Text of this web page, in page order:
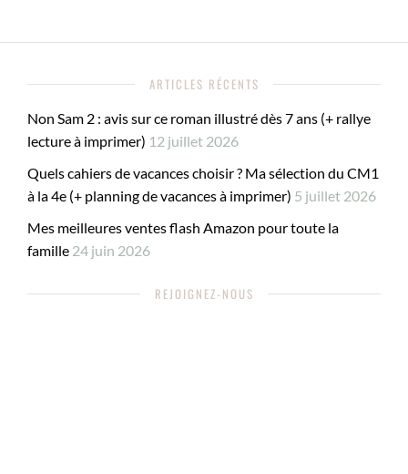
ARTICLES RÉCENTS
Non Sam 2 : avis sur ce roman illustré dès 7 ans (+ rallye
lecture à imprimer) 12 juillet 2026
Quels cahiers de vacances choisir ? Ma sélection du CM1
à la 4e (+ planning de vacances à imprimer) 5 juillet 2026
Mes meilleures ventes flash Amazon pour toute la
famille 24 juin 2026
REJOIGNEZ-NOUS